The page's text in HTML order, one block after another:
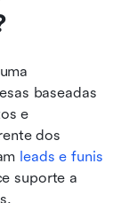
baseadas
e
dos
leads e funis
suporte a